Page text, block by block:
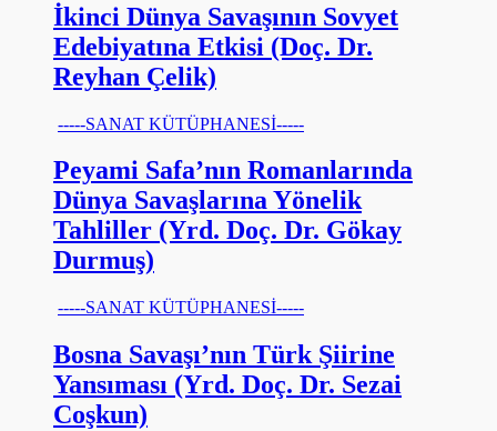
İkinci Dünya Savaşının Sovyet
Edebiyatına Etkisi (Doç. Dr.
Reyhan Çelik)
-----SANAT KÜTÜPHANESİ-----
Peyami Safa’nın Romanlarında
Dünya Savaşlarına Yönelik
Tahliller (Yrd. Doç. Dr. Gökay
Durmuş)
-----SANAT KÜTÜPHANESİ-----
Bosna Savaşı’nın Türk Şiirine
Yansıması (Yrd. Doç. Dr. Sezai
Coşkun)